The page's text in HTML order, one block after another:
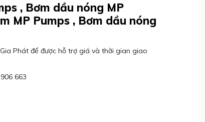
, Bơm dầu nóng MP
MP Pumps , Bơm dầu nóng
Phát để được hỗ trợ giá và thời gian giao
663